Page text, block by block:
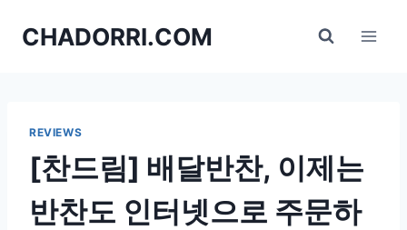
CHADORRI.COM
REVIEWS
[찬드림] 배달반찬, 이제는
반찬도 인터넷으로 주문하